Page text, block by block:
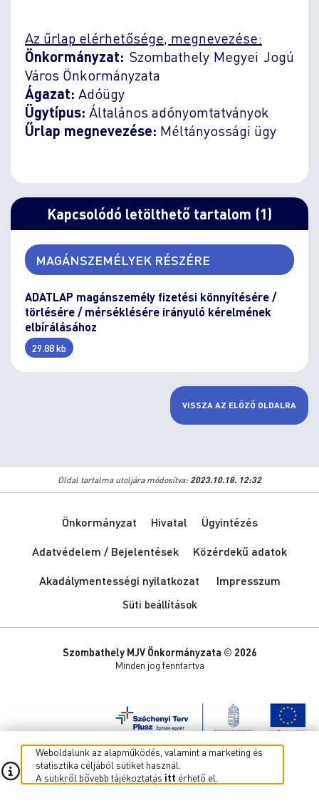
Az űrlap elérhetősége, megnevezése:
Önkormányzat: Szombathely Megyei Jogú
Város Önkormányzata
Ágazat: Adóügy
Ügytípus: Általános adónyomtatványok
Űrlap megnevezése: Méltányossági ügy
Kapcsolódó letölthető tartalom (1)
MAGÁNSZEMÉLYEK RÉSZÉRE
ADATLAP magánszemély fizetési könnyítésére /
törlésére / mérséklésére irányuló kérelmének
elbírálásához
29.88 kb
VISSZA AZ ELŐZŐ OLDALRA
Oldal tartalma utoljára módosítva: 2023.10.18. 12:32
Önkormányzat Hivatal
Ügyintézés
Adatvédelem / Bejelentések
Közérdekű adatok
Akadálymentességi nyilatkozat
Impresszum
Süti beállítások
Szombathely MJV Önkormányzata © 2026
Minden jog fenntartva
Weboldalunk az alapműködés, valamint a marketing és
statisztika céljából sütiket használ.
A sütikről bővebb tájékoztatás itt érhető el.